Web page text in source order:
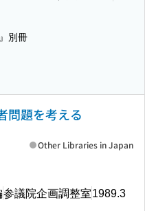
』別冊
問題を考える
参議院企画調整室1989.3
Other Libraries in Japan